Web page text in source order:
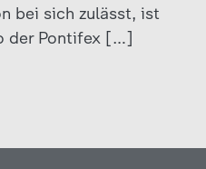
bei sich zulässt, ist
der Pontifex […]